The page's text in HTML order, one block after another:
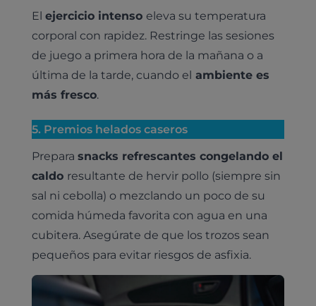
El ejercicio intenso eleva su temperatura
corporal con rapidez. Restringe las sesiones
de juego a primera hora de la mañana o a
última de la tarde, cuando el ambiente es
más fresco.
5. Premios helados caseros
Prepara snacks refrescantes congelando el
caldo resultante de hervir pollo (siempre sin
sal ni cebolla) o mezclando un poco de su
comida húmeda favorita con agua en una
cubitera. Asegúrate de que los trozos sean
pequeños para evitar riesgos de asfixia.